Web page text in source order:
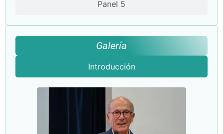
Panel 5
Galería
Introducción